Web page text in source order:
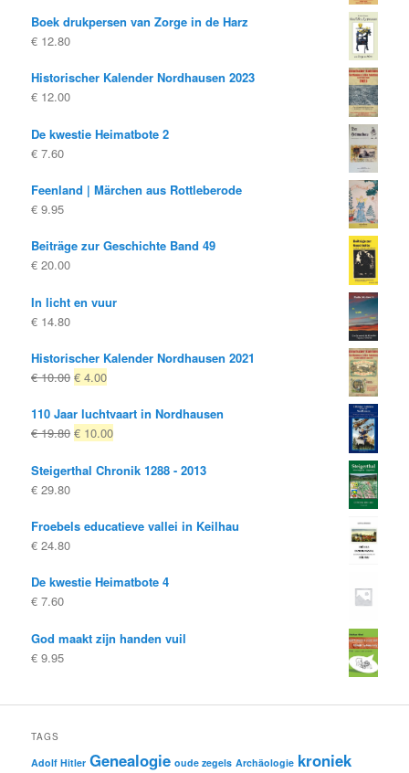
was: is:
Boek drukpersen van Zorge in de Harz
€ 12.80
Historischer Kalender Nordhausen 2023
€ 12.00
De kwestie Heimatbote 2
€ 7.60
Feenland | Märchen aus Rottleberode
€ 9.95
Beiträge zur Geschichte Band 49
€ 20.00
In licht en vuur
€ 14.80
Historischer Kalender Nordhausen 2021
€10.00 Oorspronkelijke
was:
€ 10.00
€ 4.00Huidige
is:
€ 4.00.
110 Jaar luchtvaart in Nordhausen
€19.80 Oorspronkelijke
was:
€ 10.00Huidige
is:
Steigerthal Chronik 1288 - 2013
€ 29.80
Froebels educatieve vallei in Keilhau
€ 24.80
De kwestie Heimatbote 4
€ 7.60
God maakt zijn handen vuil
€ 9.95
TAGS
Adolf Hitler Genealogie oude zegels Archäologie kroniek